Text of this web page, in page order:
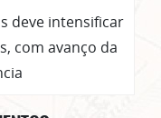
deve intensificar
com avanço da